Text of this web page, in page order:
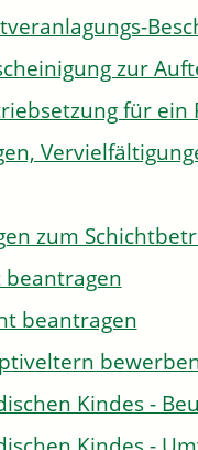
zur
für ein
zum
beantragen
beantragen
Kindes -